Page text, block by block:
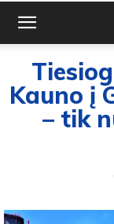
Kauno į
– tik